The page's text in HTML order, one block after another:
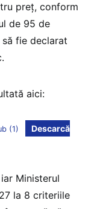
preț, conform
de 95 de
fie declarat
aici:
(1)
Descarcă
Ministerul
la 8 criteriile